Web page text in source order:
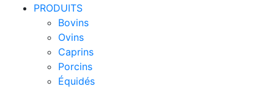
PRODUITS
Bovins
Ovins
Caprins
Porcins
Équidés